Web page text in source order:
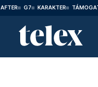
AFTER G7 KARAKTER